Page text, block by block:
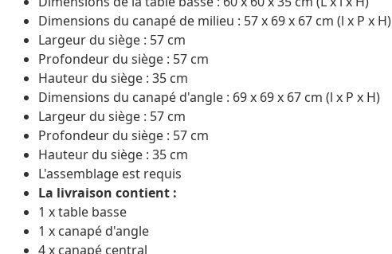
Dimensions du canapé de milieu : 57 x 69 x 67 cm (l x P x H)
Largeur du siège : 57 cm
Profondeur du siège : 57 cm
Hauteur du siège : 35 cm
Dimensions du canapé d'angle : 69 x 69 x 67 cm (l x P x H)
Largeur du siège : 57 cm
Profondeur du siège : 57 cm
Hauteur du siège : 35 cm
L'assemblage est requis
La livraison contient :
1 x table basse
1 x canapé d'angle
4 x canapé central